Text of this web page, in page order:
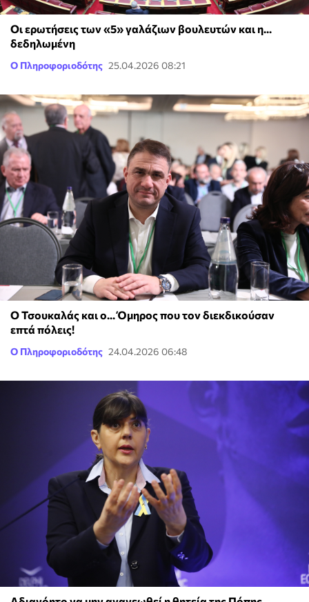
Οι ερωτήσεις των «5» γαλάζιων βουλευτών και η...
δεδηλωμένη
Ο Πληροφοριοδότης 25.04.2026 08:21
Ο Τσουκαλάς και ο... Όμηρος που τον διεκδικούσαν
επτά πόλεις!
Ο Πληροφοριοδότης 24.04.2026 06:48